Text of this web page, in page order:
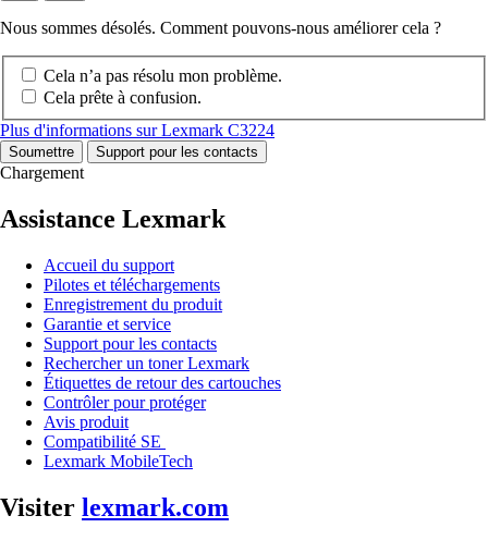
Nous sommes désolés. Comment pouvons-nous améliorer cela ?
Cela n’a pas résolu mon problème.
Cela prête à confusion.
Plus d'informations sur Lexmark C3224
Soumettre Support pour les contacts
Chargement
Assistance Lexmark
Accueil du support
Pilotes et téléchargements
Enregistrement du produit
Garantie et service
Support pour les contacts
Rechercher un toner Lexmark
Étiquettes de retour des cartouches
Contrôler pour protéger
Avis produit
Compatibilité SE
Lexmark MobileTech
Visiter lexmark.com